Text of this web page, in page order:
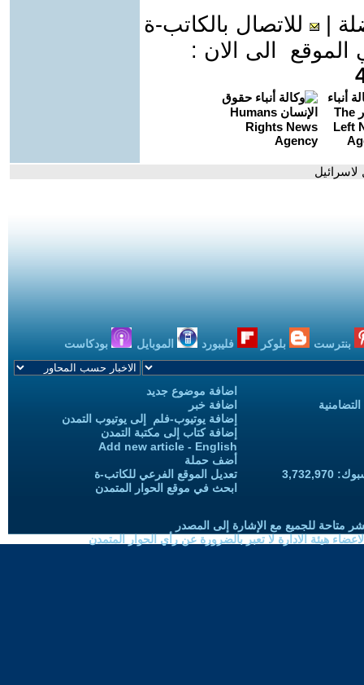
للاتصال بالكاتب-ة
الى الان :
بنترست بلوكر فليبورد الموبايل بودكاست
اضافة موضوع جديد
اضافة خبر
إضافة يوتيوب-فلم إلى يوتيوب التمدن
إضافة كتاب إلى مكتبة التمدن
Add new article - English
أضف حملة
تعديل الموقع الفرعي للكاتب-ة
ابحث في موقع الحوار المتمدن
متاحة للجميع مع الإشارة إلى المصدر
هيئة الادارة لا تعبر بالضرورة عن رأي الحوار المتمدن